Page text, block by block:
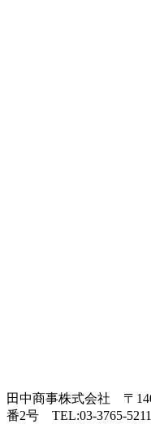
田中商事株式会社 〒
番2号 TEL:03-3765-5211